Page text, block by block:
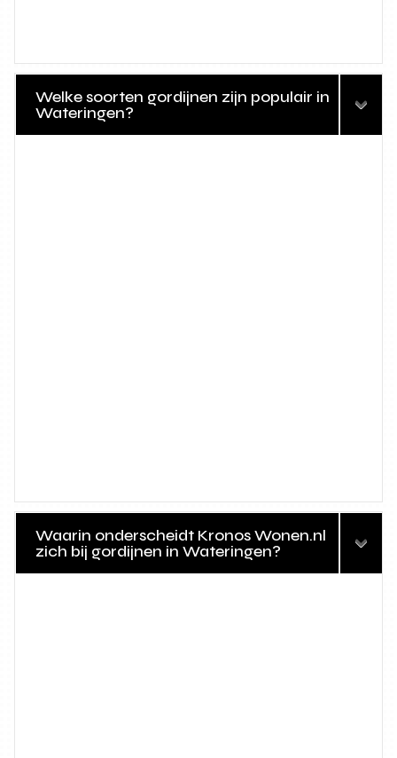
Welke soorten gordijnen zijn populair in
Wateringen?
Waarin onderscheidt Kronos Wonen.nl
zich bij gordijnen in Wateringen?